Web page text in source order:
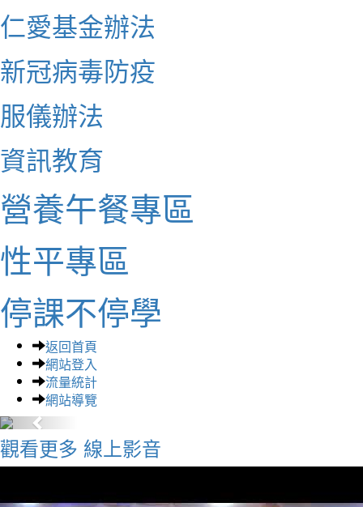
仁愛基金辦法
新冠病毒防疫
服儀辦法
資訊教育
營養午餐專區
性平專區
停課不停學
返回首頁
網站登入
流量統計
網站導覽
觀看更多 線上影音